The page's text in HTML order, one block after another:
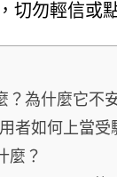
切勿輕信或
？為什麼它不
者如何上當受
麼？